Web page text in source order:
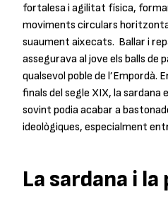
fortalesa i agilitat física,
moviments circulars
suaument aixecats. Ballar i
assegurava al jove els balls de
qualsevol poble de l’Empordà.
finals del segle XIX, la sardana
sovint podia acabar a
ideològiques, especialment
La sardana i